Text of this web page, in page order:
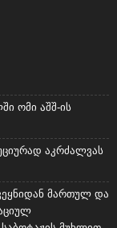
ომი აშშ-ის
აკრძალვას
მართულ და